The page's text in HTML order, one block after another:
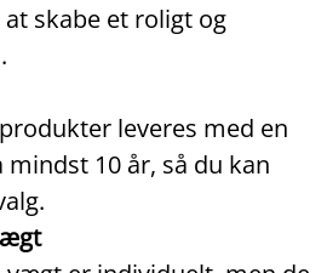
skabe et roligt og
leveres med en
10 år, så du kan